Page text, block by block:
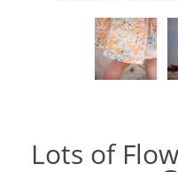
Lots of